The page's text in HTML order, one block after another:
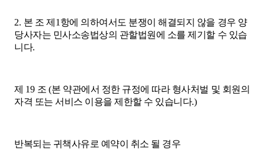
2. 본 조 제 1 항에 의하여서도 분쟁이 해결되지 않을 경우 양
당사자는 민사소송법상의 관할법원에 소를 제기할 수 있습
니다.
제 19 조(본 약관에서 정한 규정에 따라 형사처벌 및 회원의
자격 또는 서비스 이용을 제한할 수 있습니다.)
반복되는 귀책사유로 예약이 취소 될 경우